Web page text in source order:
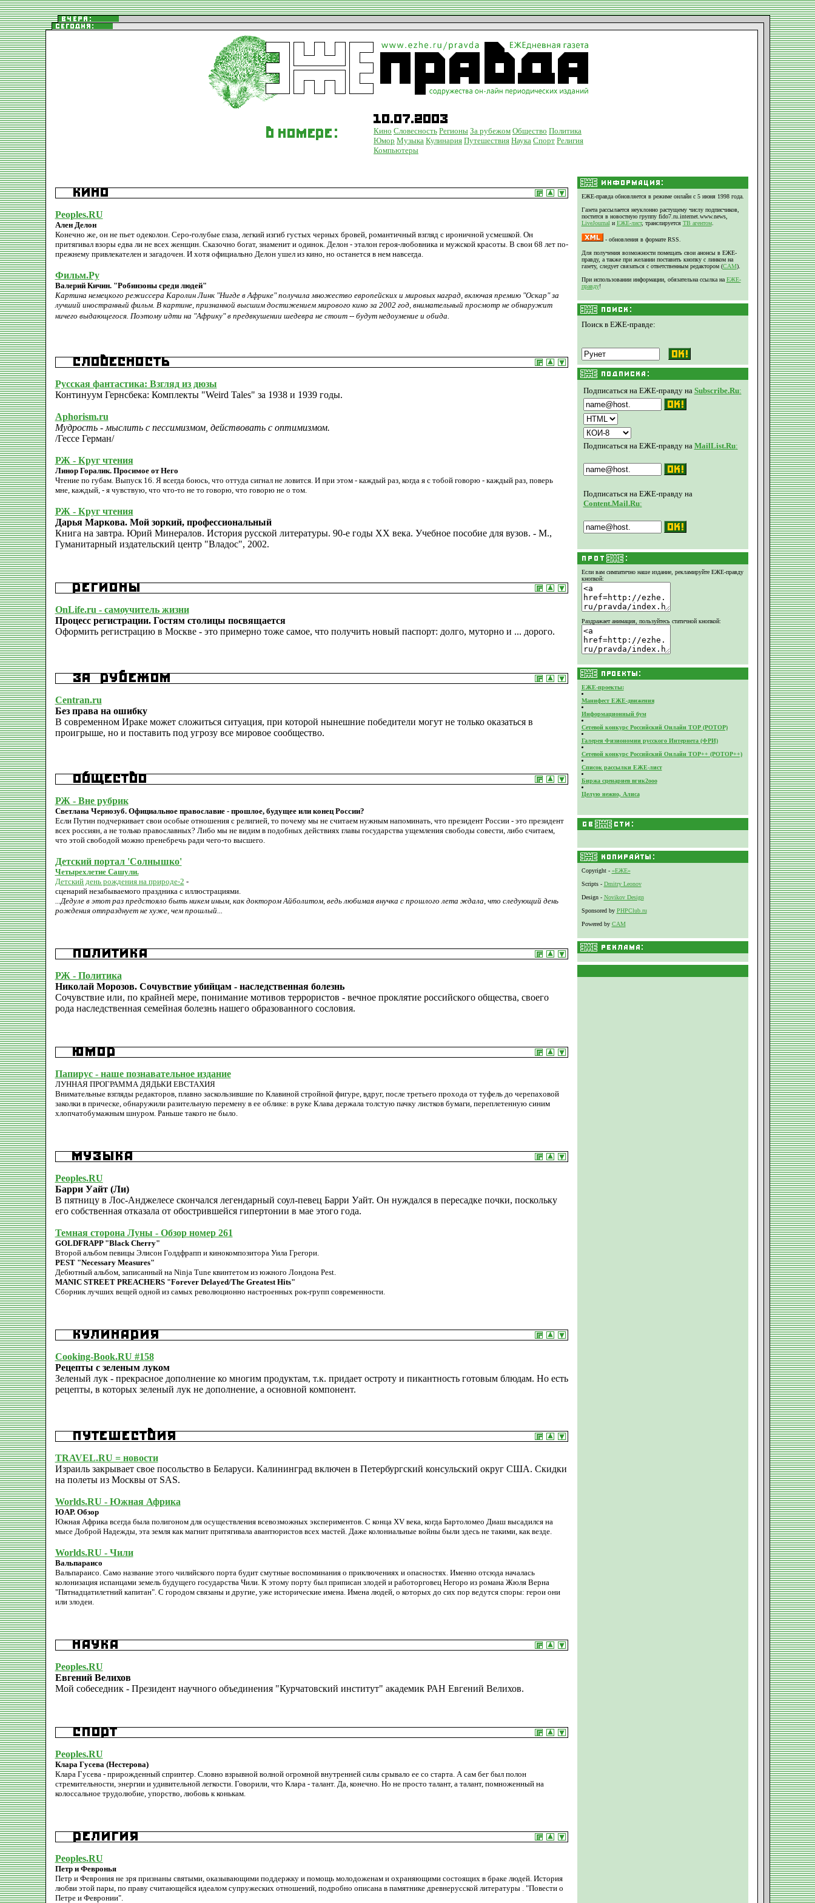
Кино Словесность Регионы За рубежом Общество Политика
Юмор Музыка Кулинария Путешествия Наука Спорт Религия
Компьютеры
Peoples.RU
Ален Делон
Конечно же, он не пьет одеколон. Серо-голубые глаза, легкий изгиб густых черных бровей, романтичный взгляд с ироничной усмешкой. Он
притягивал взоры едва ли не всех женщин. Сказочно богат, знаменит и одинок. Делон - эталон героя-любовника и мужской красоты. В свои 68 лет по-
прежнему привлекателен и загадочен. И хотя официально Делон ушел из кино, но останется в нем навсегда.
Фильм.Ру
Валерий Кичин. "Робинзоны среди людей"
Картина немецкого режиссера Каролин Линк "Нигде в Африке" получила множество европейских и мировых наград, включая премию "Оскар" за
лучший иностранный фильм. В картине, признанной высшим достижением мирового кино за 2002 год, внимательный просмотр не обнаружит
ничего выдающегося. Поэтому идти на "Африку" в предвкушении шедевра не стоит -- будут недоумение и обида.
Русская фантастика: Взгляд из дюзы
Континуум Гернсбека: Комплекты "Weird Tales" за 1938 и 1939 годы.
Aphorism.ru
Мудрость - мыслить с пессимизмом, действовать с оптимизмом.
/Гессе Герман/
РЖ - Круг чтения
Линор Горалик. Просимое от Него
Чтение по губам. Выпуск 16. Я всегда боюсь, что оттуда сигнал не ловится. И при этом - каждый раз, когда я с тобой говорю - каждый раз, поверь
мне, каждый, - я чувствую, что что-то не то говорю, что говорю не о том.
РЖ - Круг чтения
Дарья Маркова. Мой зоркий, профессиональный
Книга на завтра. Юрий Минералов. История русской литературы. 90-е годы ХХ века. Учебное пособие для вузов. - М.,
Гуманитарный издательский центр "Владос", 2002.
OnLife.ru - самоучитель жизни
Процесс регистрации. Гостям столицы посвящается
Оформить регистрацию в Москве - это примерно тоже самое, что получить новый паспорт: долго, муторно и ... дорого.
Centran.ru
Без права на ошибку
В современном Ираке может сложиться ситуация, при которой нынешние победители могут не только оказаться в
проигрыше, но и поставить под угрозу все мировое сообщество.
РЖ - Вне рубрик
Светлана Чернозуб. Официальное православие - прошлое, будущее или конец России?
Если Путин подчеркивает свои особые отношения с религией, то почему мы не считаем нужным напоминать, что президент России - это президент
всех россиян, а не только православных? Либо мы не видим в подобных действиях главы государства ущемления свободы совести, либо считаем,
что этой свободой можно пренебречь ради чего-то высшего.
Детский портал 'Солнышко'
Четырехлетие Сашули.
Детский день рождения на природе-2 -
сценарий незабываемого праздника с иллюстрациями.
...Дедуле в этот раз предстояло быть никем иным, как доктором Айболитом, ведь любимая внучка с прошлого лета ждала, что следующий день
рождения отпразднует не хуже, чем прошлый...
РЖ - Политика
Николай Морозов. Сочувствие убийцам - наследственная болезнь
Сочувствие или, по крайней мере, понимание мотивов террористов - вечное проклятие российского общества, своего
рода наследственная семейная болезнь нашего образованного сословия.
Папирус - наше познавательное издание
ЛУННАЯ ПРОГРАММА ДЯДЬКИ ЕВСТАХИЯ
Внимательные взгляды редакторов, плавно заскользившие по Клавиной стройной фигуре, вдруг, после третьего прохода от туфель до черепаховой
заколки в прическе, обнаружили разительную перемену в ее облике: в руке Клава держала толстую пачку листков бумаги, переплетенную синим
хлопчатобумажным шнуром. Раньше такого не было.
Peoples.RU
Барри Уайт (Ли)
В пятницу в Лос-Анджелесе скончался легендарный соул-певец Барри Уайт. Он нуждался в пересадке почки, поскольку
его собственная отказала от обострившейся гипертонии в мае этого года.
Темная сторона Луны - Обзор номер 261
GOLDFRAPP "Black Cherry"
Второй альбом певицы Элисон Голдфрапп и кинокомпозитора Уила Грегори.
PEST "Necessary Measures"
Дебютный альбом, записанный на Ninja Tune квинтетом из южного Лондона Pest.
MANIC STREET PREACHERS "Forever Delayed/The Greatest Hits"
Сборник лучших вещей одной из самых революционно настроенных рок-групп современности.
Cooking-Book.RU #158
Рецепты с зеленым луком
Зеленый лук - прекрасное дополнение ко многим продуктам, т.к. придает остроту и пикантность готовым блюдам. Но есть
рецепты, в которых зеленый лук не дополнение, а основной компонент.
TRAVEL.RU = новости
Израиль закрывает свое посольство в Беларуси. Калининград включен в Петербургский консульский округ США. Скидки
на полеты из Москвы от SAS.
Worlds.RU - Южная Африка
ЮАР. Обзор
Южная Африка всегда была полигоном для осуществления всевозможных экспериментов. С конца XV века, когда Бартоломео Диаш высадился на
мысе Доброй Надежды, эта земля как магнит притягивала авантюристов всех мастей. Даже колониальные войны были здесь не такими, как везде.
Worlds.RU - Чили
Вальпараисо
Вальпараисо. Само название этого чилийского порта будит смутные воспоминания о приключениях и опасностях. Именно отсюда началась
колонизация испанцами земель будущего государства Чили. К этому порту был приписан злодей и работорговец Негоро из романа Жюля Верна
"Пятнадцатилетний капитан". С городом связаны и другие, уже исторические имена. Имена людей, о которых до сих пор ведутся споры: герои они
или злодеи.
Peoples.RU
Евгений Велихов
Мой собеседник - Президент научного объединения "Курчатовский институт" академик РАН Евгений Велихов.
Peoples.RU
Клара Гусева (Нестерова)
Клара Гусева - прирожденный спринтер. Словно взрывной волной огромной внутренней силы срывало ее со старта. А сам бег был полон
стремительности, энергии и удивительной легкости. Говорили, что Клара - талант. Да, конечно. Но не просто талант, а талант, помноженный на
колоссальное трудолюбие, упорство, любовь к конькам.
Peoples.RU
Петр и Февронья
Петр и Феврония не зря признаны святыми, оказывающими поддержку и помощь молодоженам и охраняющими состоящих в браке людей. История
любви этой пары, по праву считающейся идеалом супружеских отношений, подробно описана в памятнике древнерусской литературы . "Повести о
Петре и Февронии".
ЕЖЕ-правда обновляется в режиме онлайн с 5 июня 1998 года.
Газета рассылается неуклонно растущему числу подписчиков,
постится в новостную группу fido7.ru.internet.www.news,
LiveJournal и ЕЖЕ-лист, транслируется ТВ агентом.
- обновления в формате RSS.
Для получения возможности помещать свои анонсы в ЕЖЕ-
правду, а также при желании поставить кнопку с линком на
газету, следует связаться с ответственным редактором (CAM).
При использовании информации, обязательна ссылка на ЕЖЕ-
правду!
Поиск в ЕЖЕ-правде:
Подписаться на ЕЖЕ-правду на Subscribe.Ru:
Подписаться на ЕЖЕ-правду на MailList.Ru:
Подписаться на ЕЖЕ-правду на
Content.Mail.Ru:
Если вам симпатично наше издание, рекламируйте ЕЖЕ-правду
кнопкой:
Раздражает анимация, пользуйтесь статичной кнопкой:
ЕЖЕ-проекты:
Манифест ЕЖЕ-движения
Информационный бум
Сетевой конкурс Российский Онлайн ТОР (РОТОР)
Галерея Физиономии русского Интернета (ФРИ)
Сетевой конкурс Российский Онлайн ТОР++ (РОТОР++)
Список рассылки ЕЖЕ-лист
Биржа сценариев вгик2ооо
Целую нежно, Алиса
Copyright - «ЕЖЕ»
Scripts - Dmitry Leonov
Design - Novikov Design
Sponsored by PHPClub.ru
Powered by CAM